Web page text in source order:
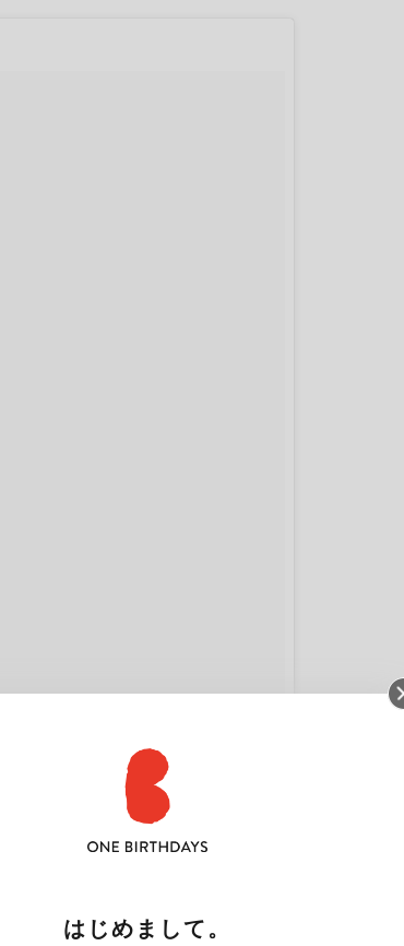
はじめまして。
た投稿
みの贅沢缶詰『ラ・カンティー
目の可愛さにも注目が集まり、イ
達だというこちらの缶詰を使っ
てみませんか♪